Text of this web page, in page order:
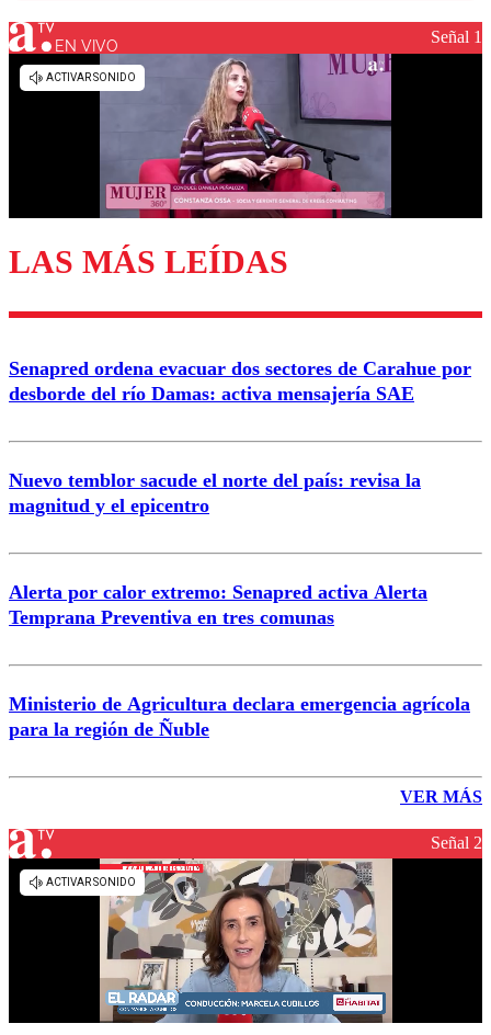
Los comentarios son moderados para garantizar un
diálogo respetuoso.
Enviar comentario
EN VIVO Señal 1
LAS MÁS LEÍDAS
Senapred ordena evacuar dos sectores de Carahue por
desborde del río Damas: activa mensajería SAE
Nuevo temblor sacude el norte del país: revisa la
magnitud y el epicentro
Alerta por calor extremo: Senapred activa Alerta
Temprana Preventiva en tres comunas
Ministerio de Agricultura declara emergencia agrícola
para la región de Ñuble
VER MÁS
Señal 2